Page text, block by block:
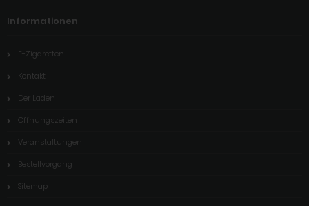
Informationen
E-Zigaretten
Kontakt
Der Laden
Öffnungszeiten
Veranstaltungen
Bestellvorgang
Sitemap